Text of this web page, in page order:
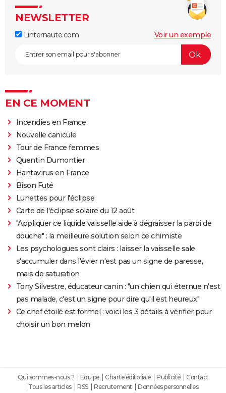
NEWSLETTER
Linternaute.com Voir un exemple
EN CE MOMENT
Incendies en France
Nouvelle canicule
Tour de France femmes
Quentin Dumontier
Hantavirus en France
Bison Futé
Lunettes pour l'éclipse
Carte de l'éclipse solaire du 12 août
"Appliquer ce liquide vaisselle aide à dégraisser la paroi de
douche" : la meilleure solution selon ce chimiste
Les psychologues sont clairs : laisser la vaisselle sale
s'accumuler dans l'évier n'est pas un signe de paresse,
mais de saturation
Tony Silvestre, éducateur canin : "un chien qui éternue n'est
pas malade, c'est un signe pour dire qu'il est heureux"
Ce chef étoilé est formel : voici les 3 détails à vérifier pour
choisir un bon melon
Qui sommes-nous ? Equipe Charte éditoriale Publicité
Contact
Tous les articles
RSS Recrutement
Données personnelles